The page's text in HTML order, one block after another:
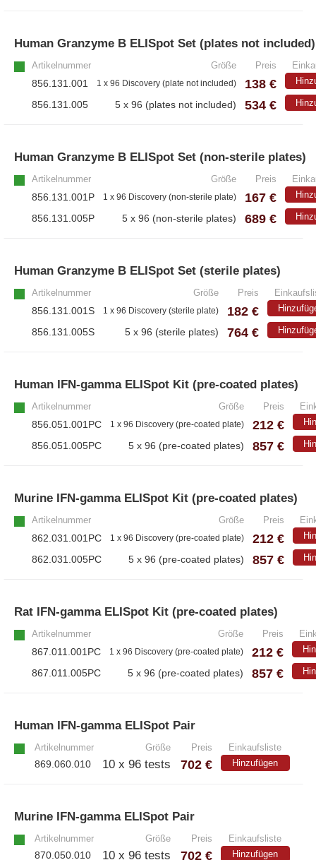
PeptiGrowth
Diaclone
– ELISA-Kits
– EliSpot-Kits
– CD-Antikörper
– Monoclonale Antikörper
White Label und Geräte
– Alle White Label und technische Produkte
– A·EL·VIS Produkte
Human Granzyme B ELISpot Set (plates not included)
Artikelnummer Größe Preis
856.131.001 1 x 96 Discovery (plate not included) 138 €
856.131.005 5 x 96 (plates not included) 534 €
Human Granzyme B ELISpot Set (non-sterile plates)
Artikelnummer Größe Preis
856.131.001P 1 x 96 Discovery (non-sterile plate) 167 €
856.131.005P 5 x 96 (non-sterile plates) 689 €
Human Granzyme B ELISpot Set (sterile plates)
Artikelnummer Größe Preis
856.131.001S 1 x 96 Discovery (sterile plate) 182 €
856.131.005S 5 x 96 (sterile plates) 764 €
Human IFN-gamma ELISpot Kit (pre-coated plates)
Artikelnummer Größe Preis
856.051.001PC 1 x 96 Discovery (pre-coated plate) 212 €
856.051.005PC 5 x 96 (pre-coated plates) 857 €
Murine IFN-gamma ELISpot Kit (pre-coated plates)
Artikelnummer Größe Preis
862.031.001PC 1 x 96 Discovery (pre-coated plate) 212 €
862.031.005PC 5 x 96 (pre-coated plates) 857 €
Rat IFN-gamma ELISpot Kit (pre-coated plates)
Artikelnummer Größe Preis
867.011.001PC 1 x 96 Discovery (pre-coated plate) 212 €
867.011.005PC 5 x 96 (pre-coated plates) 857 €
Human IFN-gamma ELISpot Pair
Artikelnummer Größe Preis Einkaufsliste
869.060.010 10 x 96 tests 702 € Hinzufügen
Murine IFN-gamma ELISpot Pair
Artikelnummer Größe Preis Einkaufsliste
870.050.010 10 x 96 tests 702 € Hinzufügen